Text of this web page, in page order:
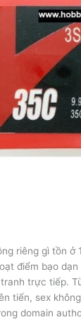
riêng gì tồn ở
điểm bạo
trực tiếp.
tiến, sex
domain